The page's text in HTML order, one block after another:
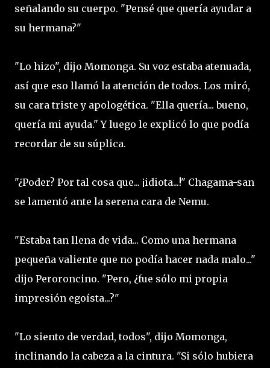
señalando su cuerpo. "Pensé que quería ayudar a
su hermana?"
"Lo hizo", dijo Momonga. Su voz estaba atenuada,
así que eso llamó la atención de todos. Los miró,
su cara triste y apologética. "Ella quería... bueno,
quería mi ayuda." Y luego le explicó lo que podía
recordar de su súplica.
"¿Poder? Por tal cosa que... ¡idiota...!" Chagama-san
se lamentó ante la serena cara de Nemu.
"Estaba tan llena de vida... Como una hermana
pequeña valiente que no podía hacer nada malo..."
dijo Peroroncino. "Pero, ¿fue sólo mi propia
impresión egoísta...?"
"Lo siento de verdad, todos", dijo Momonga,
inclinando la cabeza a la cintura. "Si sólo hubiera